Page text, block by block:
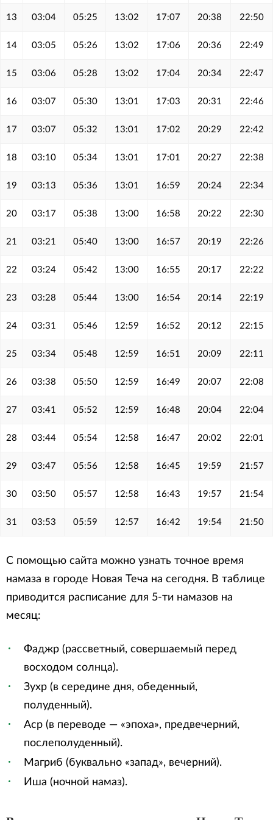
13 03:04 05:25 13:02 17:07 20:38 22:50
14 03:05 05:26 13:02 17:06 20:36 22:49
15 03:06 05:28 13:02 17:04 20:34 22:47
16 03:07 05:30 13:01 17:03 20:31 22:46
17 03:07 05:32 13:01 17:02 20:29 22:42
18 03:10 05:34 13:01 17:01 20:27 22:38
19 03:13 05:36 13:01 16:59 20:24 22:34
20 03:17 05:38 13:00 16:58 20:22 22:30
21 03:21 05:40 13:00 16:57 20:19 22:26
22 03:24 05:42 13:00 16:55 20:17 22:22
23 03:28 05:44 13:00 16:54 20:14 22:19
24 03:31 05:46 12:59 16:52 20:12 22:15
25 03:34 05:48 12:59 16:51 20:09 22:11
26 03:38 05:50 12:59 16:49 20:07 22:08
27 03:41 05:52 12:59 16:48 20:04 22:04
28 03:44 05:54 12:58 16:47 20:02 22:01
29 03:47 05:56 12:58 16:45 19:59 21:57
30 03:50 05:57 12:58 16:43 19:57 21:54
31 03:53 05:59 12:57 16:42 19:54 21:50
С помощью сайта можно узнать точное время
намаза в городе Новая Теча на сегодня. В таблице
приводится расписание для 5-ти намазов на
месяц:
Фаджр (рассветный, совершаемый перед
восходом солнца).
Зухр (в середине дня, обеденный,
полуденный).
Аср (в переводе — «эпоха», предвечерний,
послеполуденный).
Магриб (буквально «запад», вечерний).
Иша (ночной намаз).